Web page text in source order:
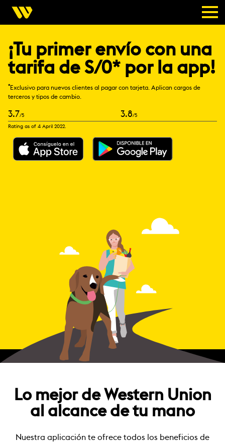
¡Tu primer envío con una
tarifa de S/0* por la app!
* Exclusivo para nuevos clientes al pagar con tarjeta. Aplican cargos de
terceros y tipos de cambio.
3.7/5 3.8/5
Rating as of 4 April 2022.
Lo mejor de Western Union
al alcance de tu mano
Nuestra aplicación te ofrece todos los beneficios de